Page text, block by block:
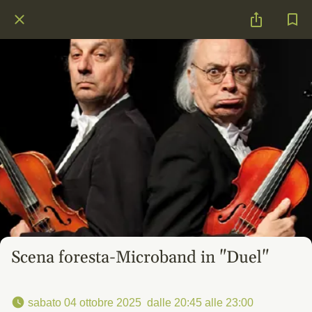
Scena foresta-Microband in "Duel"
sabato 04 ottobre 2025  dalle 20:45 alle 23:00